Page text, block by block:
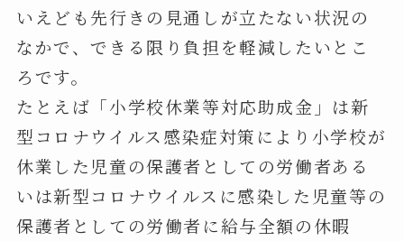
いえども先行きの見通しが立たない状況の
なかで、できる限り負担を軽減したいとこ
ろです。
たとえば「小学校休業等対応助成金」は新
型コロナウイルス感染症対策により小学校が
休業した児童の保護者としての労働者ある
いは新型コロナウイルスに感染した児童等の
保護者としての労働者に給与全額の休暇